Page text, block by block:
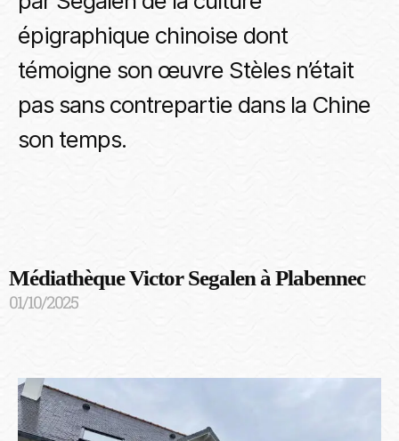
épigraphique chinoise dont
témoigne son œuvre Stèles n’était
pas sans contrepartie dans la Chine
son temps.
Médiathèque Victor Segalen à Plabennec
01/10/2025